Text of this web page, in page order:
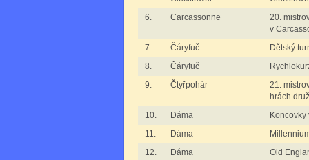
6.
Carcassonne
20.
v
7.
Čáryfuč
Dětský
8.
Čáryfuč
9.
Čtyřpohár
21.
hrách
10.
Dáma
Koncovky
11.
Dáma
12.
Dáma
Old